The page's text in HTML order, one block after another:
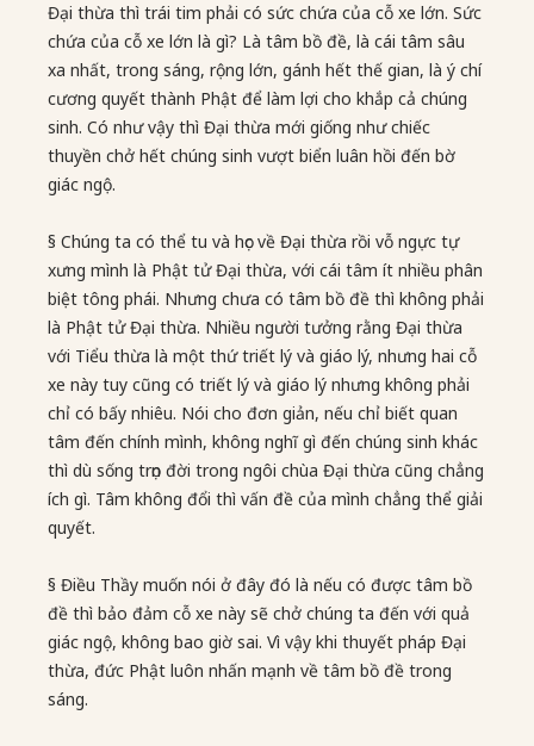
Đại thừa thì trái tim phải có sức chứa của cỗ xe lớn. Sức
chứa của cỗ xe lớn là gì? Là tâm bồ đề, là cái tâm sâu
xa nhất, trong sáng, rộng lớn, gánh hết thế gian, là ý chí
cương quyết thành Phật để làm lợi cho khắp cả chúng
sinh. Có như vậy thì Đại thừa mới giống như chiếc
thuyền chở hết chúng sinh vượt biển luân hồi đến bờ
giác ngộ.
§ Chúng ta có thể tu và học về Đại thừa rồi vỗ ngực tự
xưng mình là Phật tử Đại thừa, với cái tâm ít nhiều phân
biệt tông phái. Nhưng chưa có tâm bồ đề thì không phải
là Phật tử Đại thừa. Nhiều người tưởng rằng Đại thừa
với Tiểu thừa là một thứ triết lý và giáo lý, nhưng hai cỗ
xe này tuy cũng có triết lý và giáo lý nhưng không phải
chỉ có bấy nhiêu. Nói cho đơn giản, nếu chỉ biết quan
tâm đến chính mình, không nghĩ gì đến chúng sinh khác
thì dù sống trọn đời trong ngôi chùa Đại thừa cũng chẳng
ích gì. Tâm không đổi thì vấn đề của mình chẳng thể giải
quyết.
§ Điều Thầy muốn nói ở đây đó là nếu có được tâm bồ
đề thì bảo đảm cỗ xe này sẽ chở chúng ta đến với quả
giác ngộ, không bao giờ sai. Vì vậy khi thuyết pháp Đại
thừa, đức Phật luôn nhấn mạnh về tâm bồ đề trong
sáng.